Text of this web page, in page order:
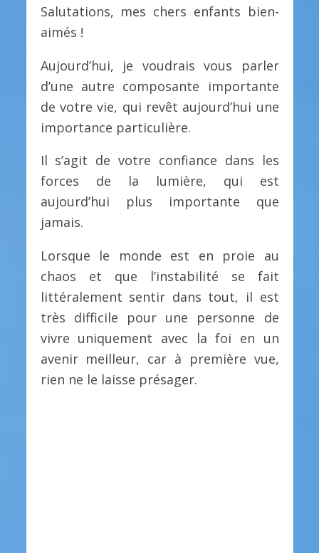
Salutations, mes chers enfants bien-
aimés !
Aujourd’hui, je voudrais vous parler
d’une autre composante importante
de votre vie, qui revêt aujourd’hui une
importance particulière.
Il s’agit de votre confiance dans les
forces de la lumière, qui est
aujourd’hui plus importante que
jamais.
Lorsque le monde est en proie au
chaos et que l’instabilité se fait
littéralement sentir dans tout, il est
très difficile pour une personne de
vivre uniquement avec la foi en un
avenir meilleur, car à première vue,
rien ne le laisse présager.